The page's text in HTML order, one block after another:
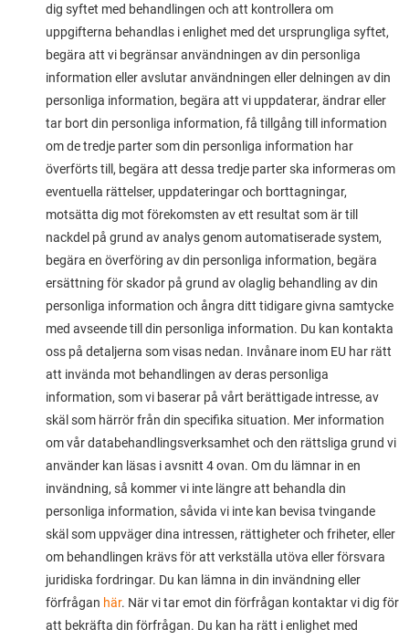
dig syftet med behandlingen och att kontrollera om
uppgifterna behandlas i enlighet med det ursprungliga syftet,
begära att vi begränsar användningen av din personliga
information eller avslutar användningen eller delningen av din
personliga information, begära att vi uppdaterar, ändrar eller
tar bort din personliga information, få tillgång till information
om de tredje parter som din personliga information har
överförts till, begära att dessa tredje parter ska informeras om
eventuella rättelser, uppdateringar och borttagningar,
motsätta dig mot förekomsten av ett resultat som är till
nackdel på grund av analys genom automatiserade system,
begära en överföring av din personliga information, begära
ersättning för skador på grund av olaglig behandling av din
personliga information och ångra ditt tidigare givna samtycke
med avseende till din personliga information. Du kan kontakta
oss på detaljerna som visas nedan. Invånare inom EU har rätt
att invända mot behandlingen av deras personliga
information, som vi baserar på vårt berättigade intresse, av
skäl som härrör från din specifika situation. Mer information
om vår databehandlingsverksamhet och den rättsliga grund vi
använder kan läsas i avsnitt 4 ovan. Om du lämnar in en
invändning, så kommer vi inte längre att behandla din
personliga information, såvida vi inte kan bevisa tvingande
skäl som uppväger dina intressen, rättigheter och friheter, eller
om behandlingen krävs för att verkställa utöva eller försvara
juridiska fordringar. Du kan lämna in din invändning eller
förfrågan här. När vi tar emot din förfrågan kontaktar vi dig för
att bekräfta din förfrågan. Du kan ha rätt i enlighet med